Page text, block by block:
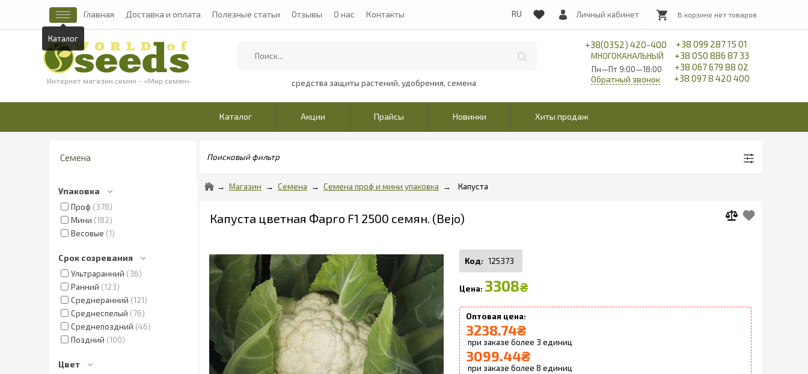
Каталог
Главная Доставка и оплата Полезные статьи Отзывы О нас Контакты Личный кабинет
Интернет магазин семян - «Мир семян» средства защиты растений, удобрения, семена
+38(0352) 420-400
МНОГОКАНАЛЬНЫЙ
Пн—Пт 9:00—18:00
+38 099 287 15 01
+38 050 886 87 33
+38 067 679 88 02
+38 097 8 420 400
Обратный звонок
Каталог Акции Прайсы Новинки Хиты продаж
Семена
Упаковка
Проф
378
Мини 182
Весовые 1
Срок созревания
Ультраранний
36
Ранний 123
Среднеранний 121
Среднеспелый
76
Среднепоздний 46
Поздний 100
Цвет
Поисковый фильтр
Магазин Семена Семена проф и мини упаковка Капуста
Капуста цветная Фарго F1 2500 семян. (Bejo)
125373
3308₴
3238.74₴
3
3099.44₴
8